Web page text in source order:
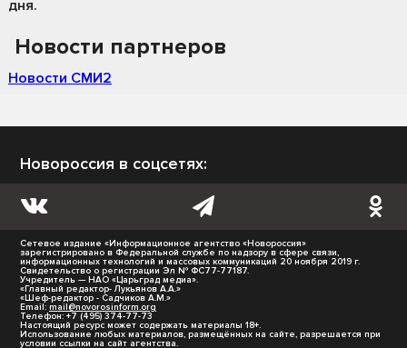
дня.
Новости партнеров
Новости СМИ2
Новороссия в соцсетях:
Сетевое издание «Информационное агентство «Новороссия»
зарегистрировано в Федеральной службе по надзору в сфере связи,
информационных технологий и массовых коммуникаций 20 ноября 2019 г.
Свидетельство о регистрации Эл № ФС77-77187.
Учредитель — НАО «Царьград медиа».
«Главный редактор- Лукьянов А.А.»
«Шеф-редактор - Садчиков А.М.»
Email: mail@novorosinform.org
Телефон: +7 (495) 374-77-73
Настоящий ресурс может содержать материалы 18+.
Использование любых материалов, размещённых на сайте, разрешается при
условии ссылки на сайт агентства.